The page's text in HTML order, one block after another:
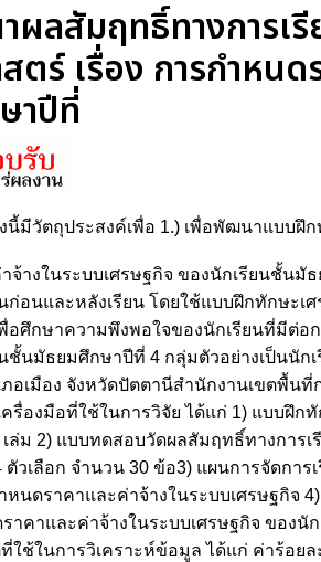
ลสัมฤทธิ์ทางการเ
ตร์ เรื่อง การกำหน
าปีที่
นี้มีวัตถุประสงค์เพื่อ 1.) เพื่อพัฒนาแบบฝึ
จ้างในระบบเศรษฐกิจ ของนักเรียนชั้น
ก่อนและหลังเรียน โดยใช้แบบฝึกทักษะเ
พื่อศึกษาความพึงพอใจของนักเรียนที่มีต่อ
ชั้นมัธยมศึกษาปีที่ 4 กลุ่มตัวอย่างเป็นนัก
ภอเมือง จังหวัดปัตตานีสำนักงานเขตพื้น
ครื่องมือที่ใช้ในการวิจัย ได้แก่ 1) แบบฝึก
เล่ม 2) แบบทดสอบวัดผลสัมฤทธิ์ทางการ
ตัวเลือก จำนวน 30 ข้อ3) แผนการจัดกา
หนดราคาและค่าจ้างในระบบเศรษฐกิจ
าคาและค่าจ้างในระบบเศรษฐกิจ ของ
ใช้ในการวิเคราะห์ข้อมูล ได้แก่ ค่าร้อย